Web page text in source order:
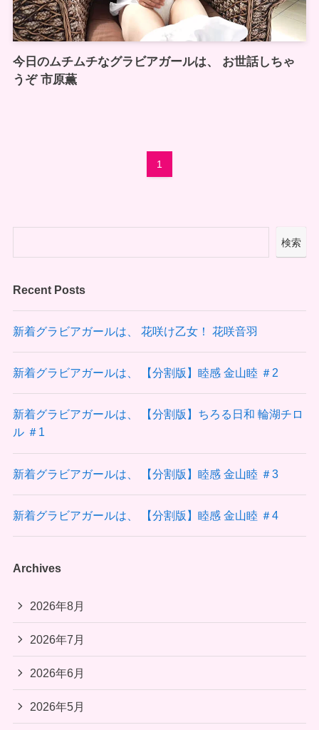
今日のムチムチなグラビアガールは、 お世話しちゃ
うぞ 市原薫
1
検索
Recent Posts
新着グラビアガールは、 花咲け乙女！ 花咲音羽
新着グラビアガールは、 【分割版】睦感 金山睦 ＃2
新着グラビアガールは、 【分割版】ちろる日和 輪湖チロ
ル ＃1
新着グラビアガールは、 【分割版】睦感 金山睦 ＃3
新着グラビアガールは、 【分割版】睦感 金山睦 ＃4
Archives
2026年8月
2026年7月
2026年6月
2026年5月